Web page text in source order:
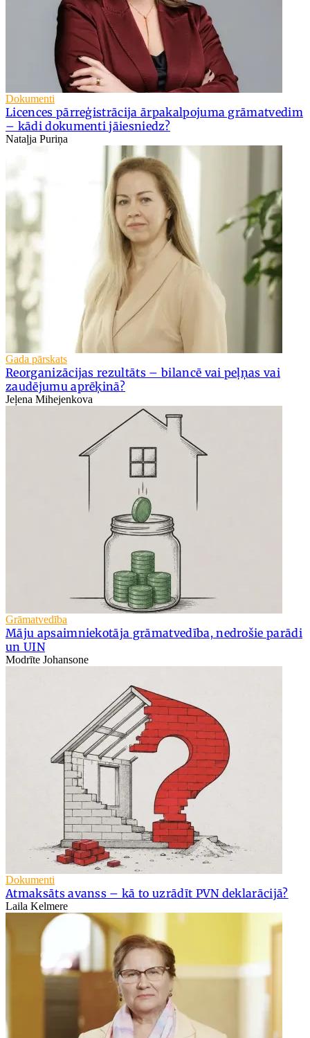
Dokumenti
Licences pārreģistrācija ārpakalpojuma grāmatvedim
– kādi dokumenti jāiesniedz?
Nataļja Puriņa
Gada pārskats
Reorganizācijas rezultāts – bilancē vai peļņas vai
zaudējumu aprēķinā?
Jeļena Mihejenkova
Grāmatvedība
Māju apsaimniekotāja grāmatvedība, nedrošie parādi
un UIN
Modrīte Johansone
Dokumenti
Atmaksāts avanss – kā to uzrādīt PVN deklarācijā?
Laila Kelmere